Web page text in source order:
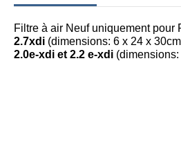
Filtre à air Neuf uniquement pour
2.7xdi (dimensions: 6 x 24 x
2.0e-xdi et 2.2 e-xdi